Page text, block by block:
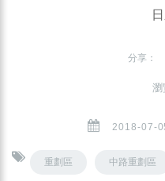
分享：
瀏
2018-07-
重劃區 中路重劃區